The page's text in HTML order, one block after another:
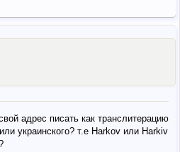
адрес писать как транслитерацию
украинского? т.е Нarkov или Harkіv